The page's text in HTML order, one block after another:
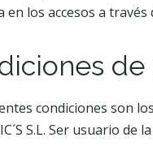
en los accesos a
de
condiciones son
S.L. Ser usuario